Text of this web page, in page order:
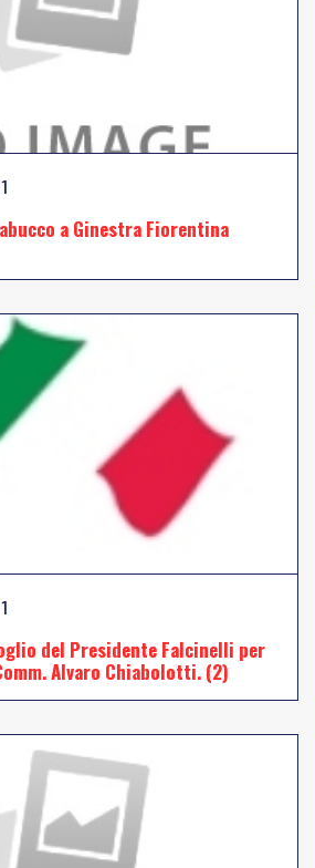
a Ginestra Fiorentina
del Presidente Falcinelli per
Alvaro Chiabolotti. (2)